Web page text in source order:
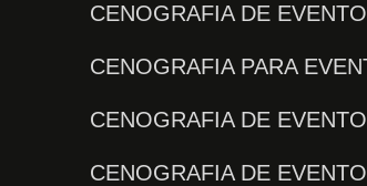
CENOGRAFIA DE EVENTO
CENOGRAFIA PARA
CENOGRAFIA DE
CENOGRAFIA DE